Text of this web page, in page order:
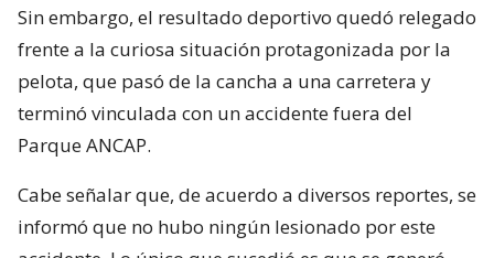
Sin embargo, el resultado deportivo quedó relegado
frente a la curiosa situación protagonizada por la
pelota, que pasó de la cancha a una carretera y
terminó vinculada con un accidente fuera del
Parque ANCAP.
Cabe señalar que, de acuerdo a diversos reportes, se
informó que no hubo ningún lesionado por este